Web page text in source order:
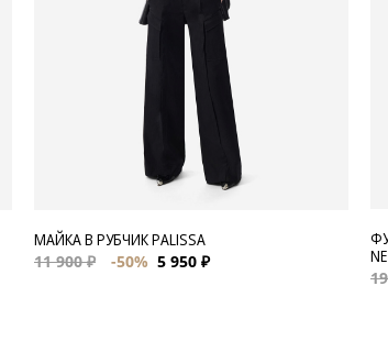
МАЙКА В РУБЧИК PALISSA
11 900 ₽
-50% 5 950 ₽